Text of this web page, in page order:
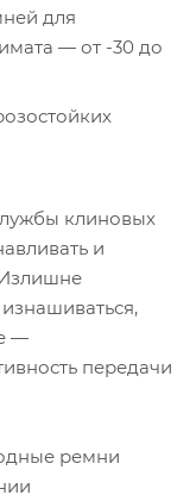
для
— от -30 до
клиновых
и
—
передачи
ремни